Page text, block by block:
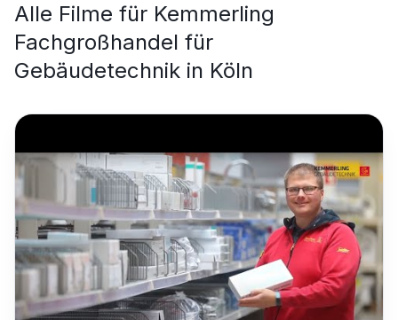
Alle Filme für Kemmerling
Fachgroßhandel für
Gebäudetechnik in Köln